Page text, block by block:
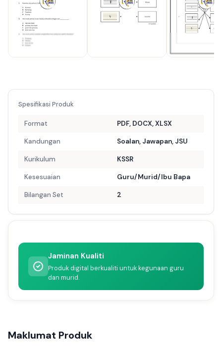
Spesifikasi Produk
Format PDF, DOCX, XLSX
Kandungan Soalan, Jawapan, JSU
Kurikulum KSSR
Kesesuaian Guru/Murid/Ibu Bapa
Bilangan Set 2
Jaminan Kualiti
Produk digital berkualiti untuk kegunaan guru
dan murid.
Maklumat Produk